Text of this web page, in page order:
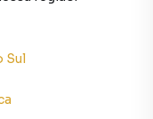
o imóvel
de comércios,
praticidade e
Sul